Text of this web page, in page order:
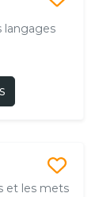
langages
et les mets